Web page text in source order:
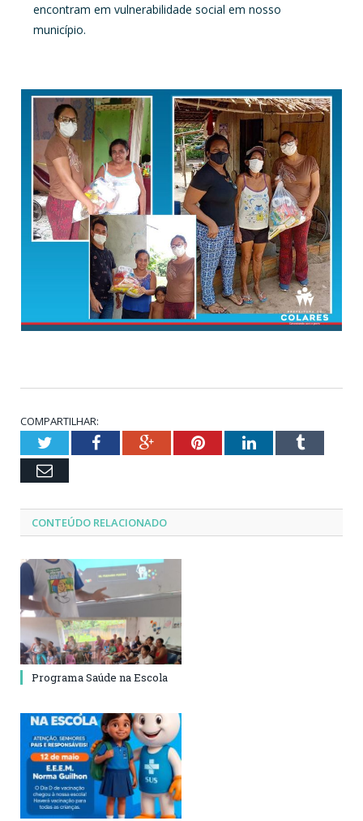
encontram em vulnerabilidade social em nosso
município.
COMPARTILHAR:
TwitterFacebookGoogle+PinterestLinkedInTumblr
Email
CONTEÚDO RELACIONADO
Programa Saúde na Escola